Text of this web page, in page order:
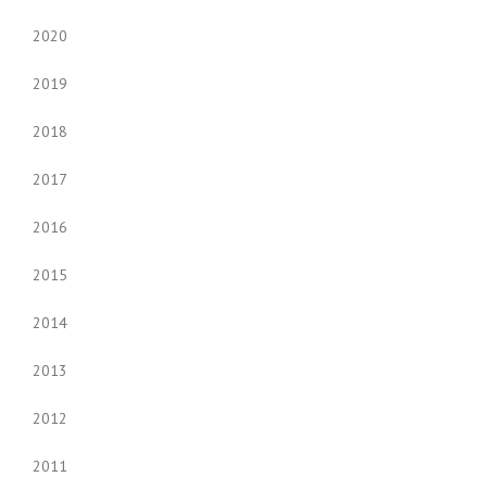
2020
2019
2018
2017
2016
2015
2014
2013
2012
2011